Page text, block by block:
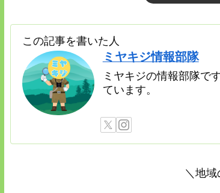
この記事を書いた人
ミヤキジ情報部隊
ミヤキジの情報部隊で
ています。
＼地